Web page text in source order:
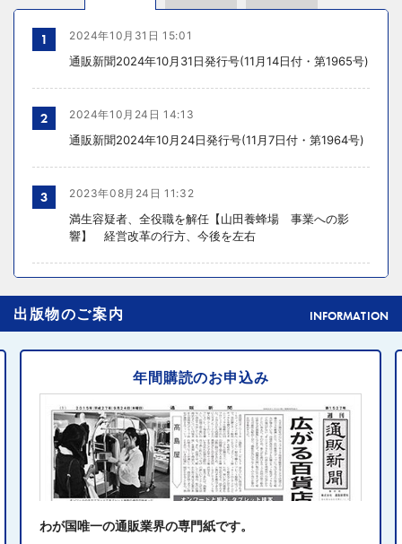
1 2024年10月31日 15:01
通販新聞2024年10月31日発行号(11月14日付・第1965号)
2 2024年10月24日 14:13
通販新聞2024年10月24日発行号(11月7日付・第1964号)
3 2023年08月24日 11:32
満生容疑者、全役職を解任【山田養蜂場 事業への影
響】 経営改革の行方、今後を左右
4
元ディノスの石川森生氏、ECのプロフェッショナルらの
共助型ネットワーク組織立ち上げ
5 2024年10月31日 14:10
消費者庁、美容液通販に特定商取引法違反で9カ月の業務
停止命令
2024年10月31日 14:32
り込み
出版物のご案内 INFORMATION
年間購読のお申込み
わが国唯一の通販業界の専門紙です。